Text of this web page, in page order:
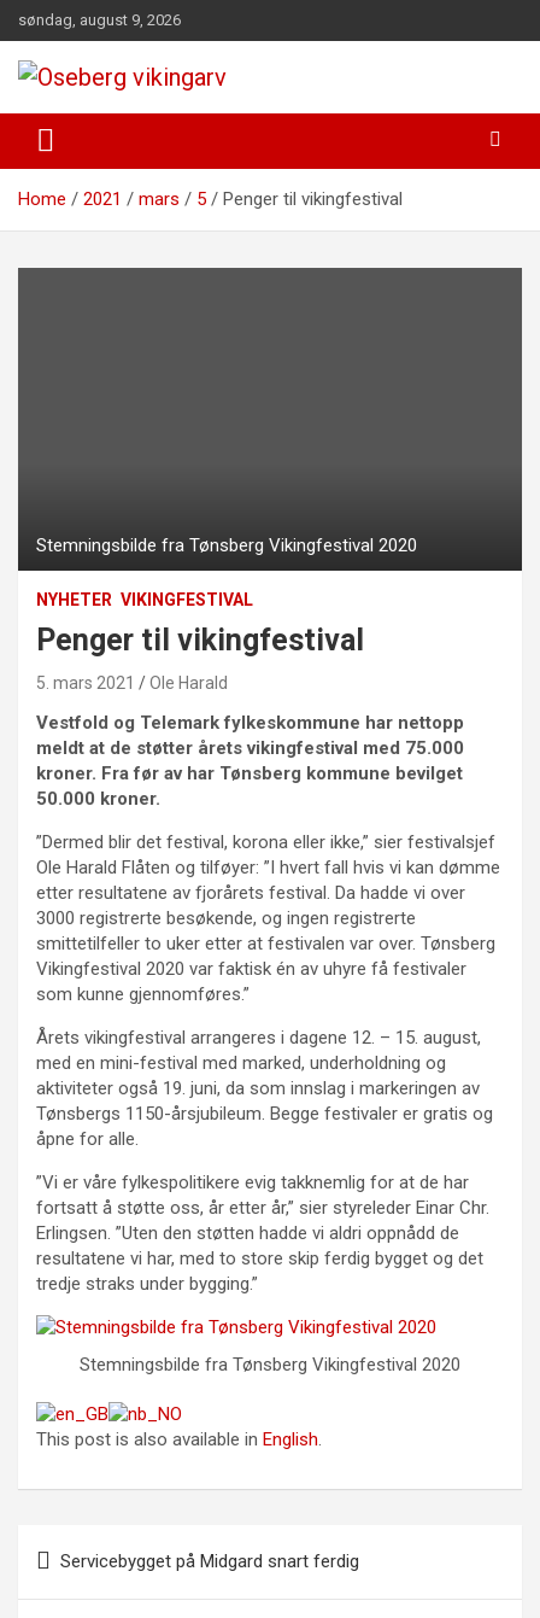
to
content
søndag, august 9, 2026
Oseberg vikingarv
Home 2021 mars 5 Penger til vikingfestival
Stemningsbilde fra Tønsberg Vikingfestival 2020
NYHETER VIKINGFESTIVAL
Penger til vikingfestival
5. mars 2021 Ole Harald
Vestfold og Telemark fylkeskommune har nettopp
meldt at de støtter årets vikingfestival med 75.000
kroner. Fra før av har Tønsberg kommune bevilget
50.000 kroner.
”Dermed blir det festival, korona eller ikke,” sier festivalsjef
Ole Harald Flåten og tilføyer: ”I hvert fall hvis vi kan dømme
etter resultatene av fjorårets festival. Da hadde vi over
3000 registrerte besøkende, og ingen registrerte
smittetilfeller to uker etter at festivalen var over. Tønsberg
Vikingfestival 2020 var faktisk én av uhyre få festivaler
som kunne gjennomføres.”
Årets vikingfestival arrangeres i dagene 12. – 15. august,
med en mini-festival med marked, underholdning og
aktiviteter også 19. juni, da som innslag i markeringen av
Tønsbergs 1150-årsjubileum. Begge festivaler er gratis og
åpne for alle.
”Vi er våre fylkespolitikere evig takknemlig for at de har
fortsatt å støtte oss, år etter år,” sier styreleder Einar Chr.
Erlingsen. ”Uten den støtten hadde vi aldri oppnådd de
resultatene vi har, med to store skip ferdig bygget og det
tredje straks under bygging.”
Stemningsbilde fra Tønsberg Vikingfestival 2020
This post is also available in English.
Servicebygget på Midgard snart ferdig